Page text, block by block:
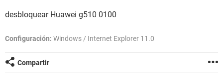
desbloquear Huawei g510 0100
Configuración: Windows / Internet Explorer 11.0
Compartir